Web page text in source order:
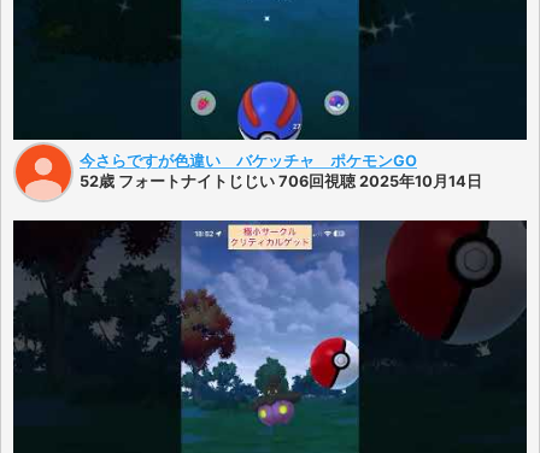
今さらですが色違い バケッチャ ポケモンGO
52歳 フォートナイトじじい 706回視聴 2025年10月14日